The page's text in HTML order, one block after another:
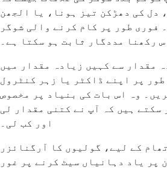
دل کی دھڑکن تیز ہونا، یا الجھن
فوری طور پر کام کرنے والی شوگر
رکھنا مددگار ثابت ہو سکتا ہے۔
مقدار سے کہیں زیادہ مقدار میں
پر اپنے ڈاکٹر یا زہر کنٹرول
وہ اس بات کی بنیاد پر مخصوص
سکتے ہیں کہ آپ نے کتنی مقدار لی
اور کب لی۔
کے لیے، گولیوں کا آرگنائزر
پر یاد دہانیاں سیٹ کرنے پر غور